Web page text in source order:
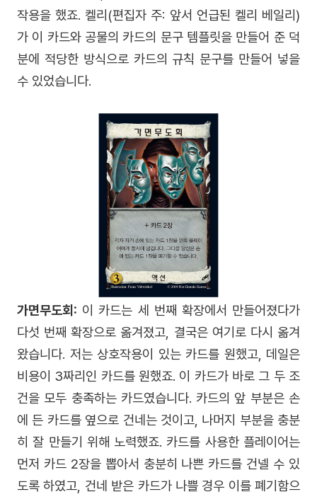
작용을 했죠. 켈리(편집자 주: 앞서 언급된 켈리 베일리)
가 이 카드와 공물의 카드의 문구 템플릿을 만들어 준 덕
분에 적당한 방식으로 카드의 규칙 문구를 만들어 넣을
수 있었습니다.
가면무도회: 이 카드는 세 번째 확장에서 만들어졌다가
다섯 번째 확장으로 옮겨졌고, 결국은 여기로 다시 옮겨
왔습니다. 저는 상호작용이 있는 카드를 원했고, 데일은
비용이 3짜리인 카드를 원했죠. 이 카드가 바로 그 두 조
건을 모두 충족하는 카드였습니다. 카드의 앞 부분은 손
에 든 카드를 옆으로 건네는 것이고, 나머지 부분을 충분
히 잘 만들기 위해 노력했죠. 카드를 사용한 플레이어는
먼저 카드 2장을 뽑아서 충분히 나쁜 카드를 건넬 수 있
도록 하였고, 건네 받은 카드가 나쁠 경우 이를 폐기함으